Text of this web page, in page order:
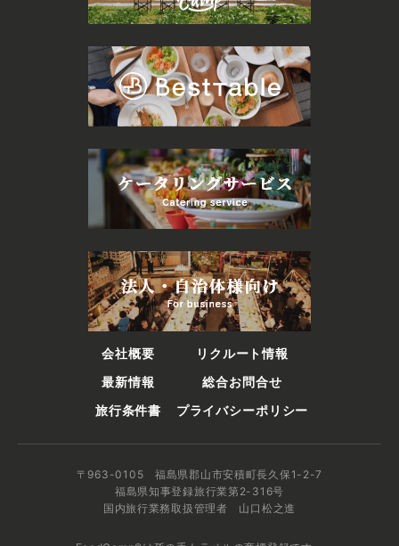
会社概要
リクルート情報
最新情報
総合お問合せ
旅行条件書
プライバシーポリシー
〒963-0105 福島県郡山市安積町長久保1-2-7
福島県知事登録旅行業第2-316号
国内旅行業務取扱管理者 山口松之進